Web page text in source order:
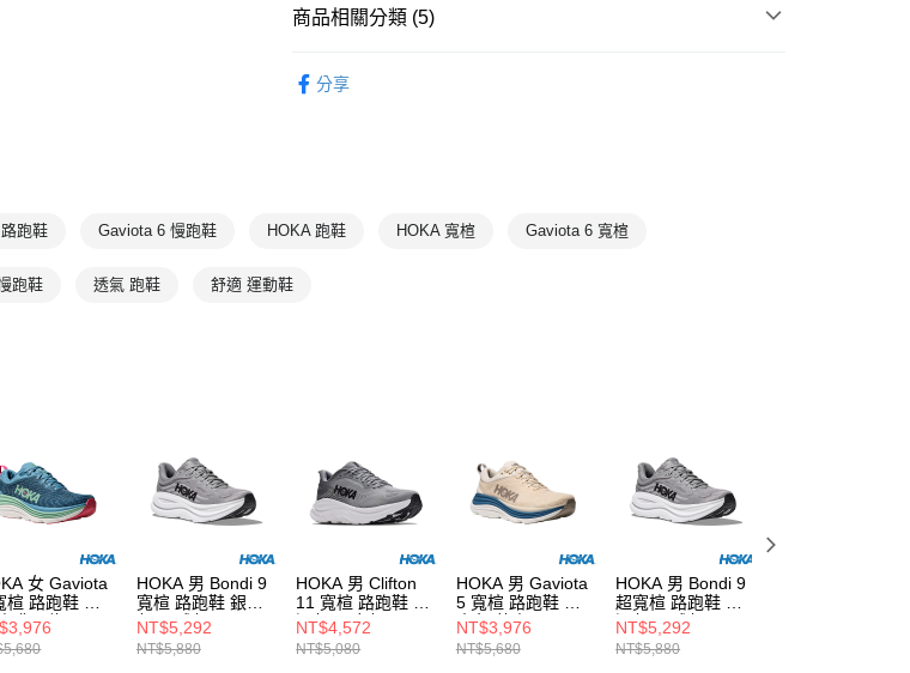
商品相關分類 (5)
HOKA 🔥本月主打
分享
跑鞋 Gaviota 6 慢跑鞋 HOKA 跑鞋 HOKA 寬楦 Gaviota 6 寬楦
跑鞋 透氣 跑鞋 舒適 運動鞋
女 Gaviota
楦 路跑鞋 山
/翡翠綠
HOKA 男 Bondi 9
寬楦 路跑鞋 銀河
灰/星球灰
NT$5,292
NT$5,880
HOKA 男 Clifton
11 寬楦 路跑鞋 銀
河灰/星塵灰
NT$4,572
NT$5,080
HOKA 男 Gaviota
5 寬楦 路跑鞋 樺
木色/藏青
NT$3,976
NT$5,680
HOKA 男 Bondi 9
超寬楦 路跑鞋 銀
河灰/星球灰
NT$5,292
NT$5,880